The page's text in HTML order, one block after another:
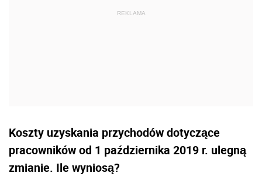
Koszty uzyskania przychodów dotyczące
pracowników od 1 października 2019 r. ulegną
zmianie. Ile wyniosą?